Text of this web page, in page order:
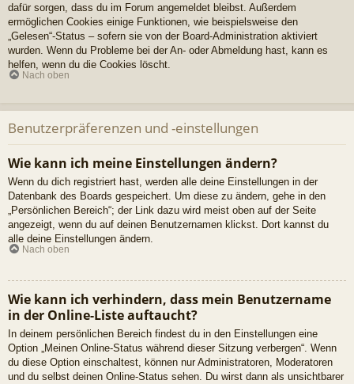
dafür sorgen, dass du im Forum angemeldet bleibst. Außerdem
ermöglichen Cookies einige Funktionen, wie beispielsweise den
„Gelesen“-Status – sofern sie von der Board-Administration aktiviert
wurden. Wenn du Probleme bei der An- oder Abmeldung hast, kann es
helfen, wenn du die Cookies löscht.
Nach oben
Benutzerpräferenzen und -einstellungen
Wie kann ich meine Einstellungen ändern?
Wenn du dich registriert hast, werden alle deine Einstellungen in der
Datenbank des Boards gespeichert. Um diese zu ändern, gehe in den
„Persönlichen Bereich“; der Link dazu wird meist oben auf der Seite
angezeigt, wenn du auf deinen Benutzernamen klickst. Dort kannst du
alle deine Einstellungen ändern.
Nach oben
Wie kann ich verhindern, dass mein Benutzername
in der Online-Liste auftaucht?
In deinem persönlichen Bereich findest du in den Einstellungen eine
Option „Meinen Online-Status während dieser Sitzung verbergen“. Wenn
du diese Option einschaltest, können nur Administratoren, Moderatoren
und du selbst deinen Online-Status sehen. Du wirst dann als unsichtbarer